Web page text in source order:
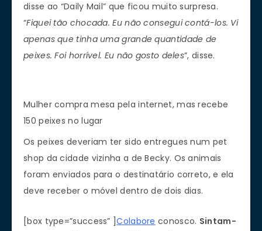
disse ao “Daily Mail” que ficou muito surpresa.
“Fiquei tão chocada. Eu não consegui contá-los. Vi
apenas que tinha uma grande quantidade de
peixes. Foi horrível. Eu não gosto deles”, disse.
Mulher compra mesa pela internet, mas recebe
150 peixes no lugar
Os peixes deveriam ter sido entregues num pet
shop da cidade vizinha a de Becky. Os animais
foram enviados para o destinatário correto, e ela
deve receber o móvel dentro de dois dias.
[box type=”success” ]Colabore conosco. Sintam-